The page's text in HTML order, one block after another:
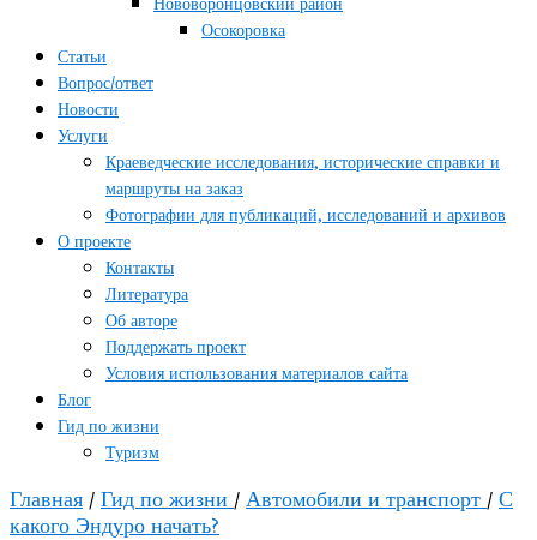
Нововоронцовский район
Осокоровка
Статьи
Вопрос/ответ
Новости
Услуги
Краеведческие исследования, исторические справки и
маршруты на заказ
Фотографии для публикаций, исследований и архивов
О проекте
Контакты
Литература
Об авторе
Поддержать проект
Условия использования материалов сайта
Блог
Гид по жизни
Туризм
Главная / Гид по жизни / Автомобили и транспорт / С
какого Эндуро начать?